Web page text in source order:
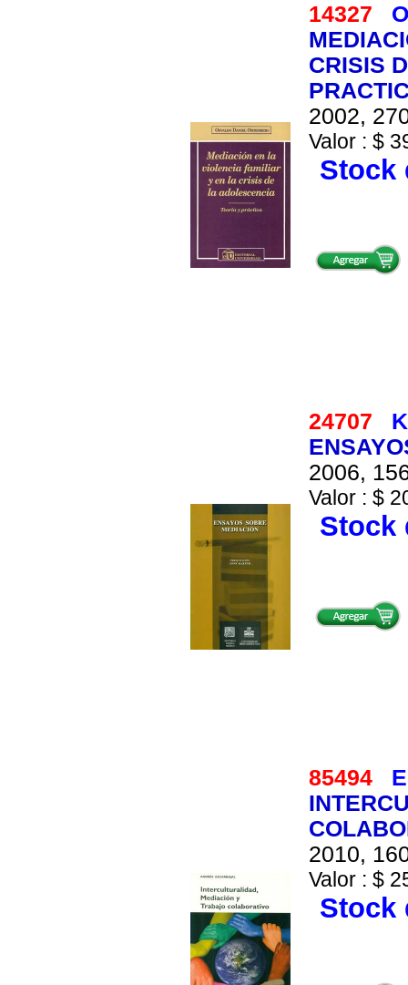
14327
CRISIS
2002,
Valor : $
Stock
24707
2006,
Valor : $
Stock
85494
2010,
Valor : $
Stock